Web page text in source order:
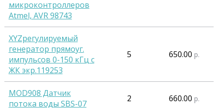
микроконтроллеров
Atmel, AVR 98743
XYZрегулируемый
генератор прямоуг.
импульсов 0-150 кГц с
ЖК экр.119253
5 650.00 р.
MOD908 Датчик
потока воды SBS-07
2 660.00 р.